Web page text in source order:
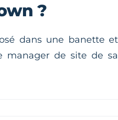
?
dans une banette et
manager de site de sa